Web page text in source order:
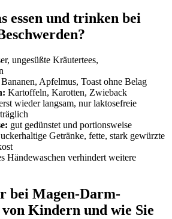
essen und trinken bei
ungesüßte Kräutertees,
Apfelmus, Toast ohne Belag
Kartoffeln, Karotten, Zwieback
wieder langsam, nur laktosefreie
gut gedünstet und portionsweise
Getränke, fette, stark gewürzte
Händewaschen verhindert weitere
bei Magen-Darm-
Kindern und wie Sie